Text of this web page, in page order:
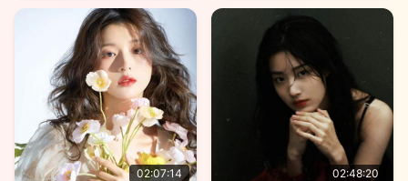
02:07:14 02:48:20